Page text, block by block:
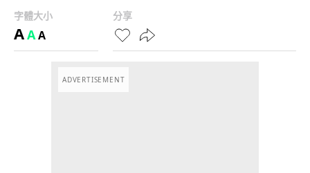
字體大小
AAA
分享
ADVERTISEMENT